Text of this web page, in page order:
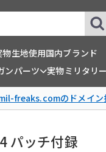
物生地使用国内ブランド
ンパーツ 実物ミリタリ
freaks.comのドメイン
パッチ付録